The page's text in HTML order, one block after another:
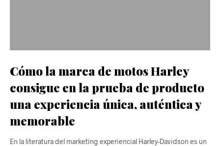
Cómo la marca de motos Harley
consigue en la prueba de producto
una experiencia única, auténtica y
memorable
En la literatura del marketing experiencial Harley-Davidson es un